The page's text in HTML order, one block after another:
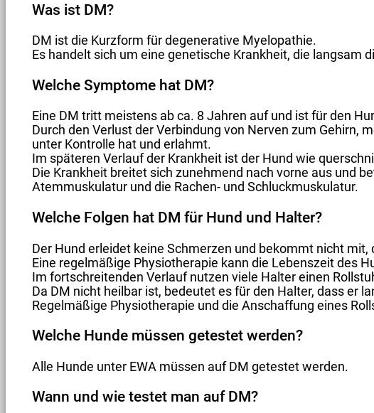
Was ist DM?
DM ist die Kurzform für degenerative Myelopathie.
Es handelt sich um eine genetische Krankheit, die langsam
Welche Symptome hat DM?
Eine DM tritt meistens ab ca. 8 Jahren auf und ist für den
Durch den Verlust der Verbindung von Nerven zum Gehirn,
unter Kontrolle hat und erlahmt.
Im späteren Verlauf der Krankheit ist der Hund wie
Die Krankheit breitet sich zunehmend nach vorne aus und
Atemmuskulatur und die Rachen- und Schluckmuskulatur.
Welche Folgen hat DM für Hund und Halter?
Der Hund erleidet keine Schmerzen und bekommt nicht
Eine regelmäßige Physiotherapie kann die Lebenszeit des
Im fortschreitenden Verlauf nutzen viele Halter einen
Da DM nicht heilbar ist, bedeutet es für den Halter, dass er
Regelmäßige Physiotherapie und die Anschaffung eines
Welche Hunde müssen getestet werden?
Alle Hunde unter EWA müssen auf DM getestet werden.
Wann und wie testet man auf DM?